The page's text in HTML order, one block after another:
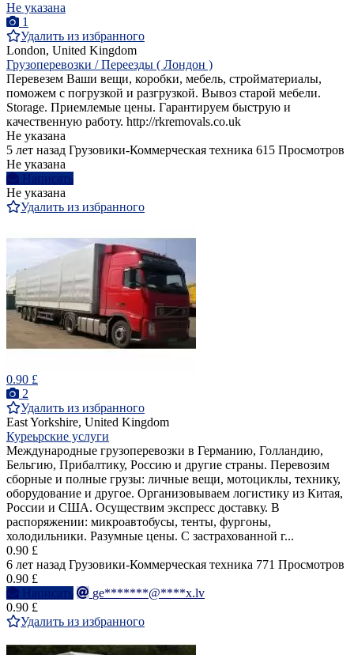
Не указана
1
Удалить из избранного
London, United Kingdom
Грузоперевозки / Переезды ( Лондон )
Перевезем Ваши вещи, коробки, мебель, стройматериалы,
поможем с погрузкой и разгрузкой. Вывоз старой мебели.
Storage. Приемлемые цены. Гарантируем быструю и
качественную работу. http://rkremovals.co.uk
Не указана
5 лет назад Грузовики-Коммерческая техника 615 Просмотров
Не указана
Написать
Не указана
Удалить из избранного
0.90 £
2
Удалить из избранного
East Yorkshire, United Kingdom
Куреьрские услуги
Международные грузоперевозки в Германию, Голландию,
Бельгию, Прибалтику, Россию и другие страны. Перевозим
сборные и полные грузы: личные вещи, мотоциклы, технику,
оборудование и другое. Организовываем логистику из Китая,
России и США. Осуществим экспресс доставку. В
распоряжении: микроавтобусы, тенты, фургоны,
холодильники. Разумные цены. С застрахованной г...
0.90 £
6 лет назад Грузовики-Коммерческая техника 771 Просмотров
0.90 £
Написать
ge*******@****x.lv
0.90 £
Удалить из избранного